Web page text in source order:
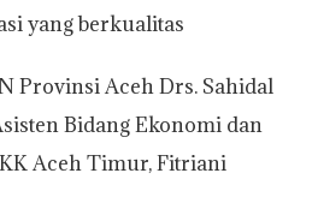
yang berkualitas
Provinsi Aceh Drs. Sahidal
Bidang Ekonomi dan
Aceh Timur, Fitriani